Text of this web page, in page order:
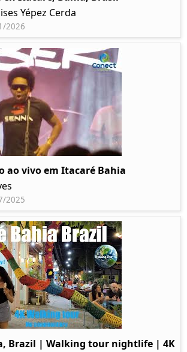
Yépez Cerda
2026
ao vivo em Itacaré Bahia
2025
Brazil | Walking tour nightlife | 4K